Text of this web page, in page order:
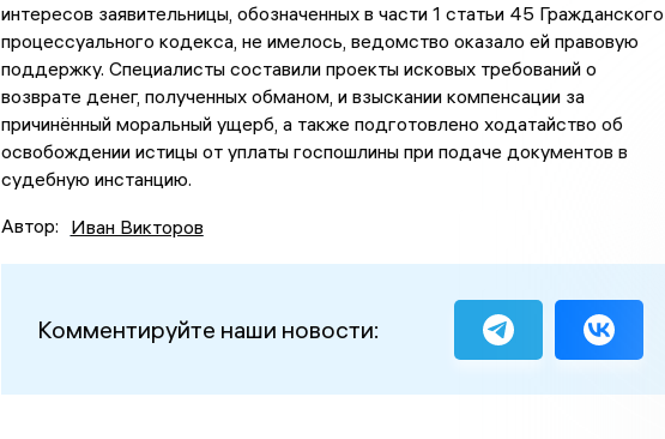
интересов заявительницы, обозначенных в части 1 статьи 45 Гражданского
процессуального кодекса, не имелось, ведомство оказало ей правовую
поддержку. Специалисты составили проекты исковых требований о
возврате денег, полученных обманом, и взыскании компенсации за
причинённый моральный ущерб, а также подготовлено ходатайство об
освобождении истицы от уплаты госпошлины при подаче документов в
судебную инстанцию.
Автор: Иван Викторов
Комментируйте наши новости: